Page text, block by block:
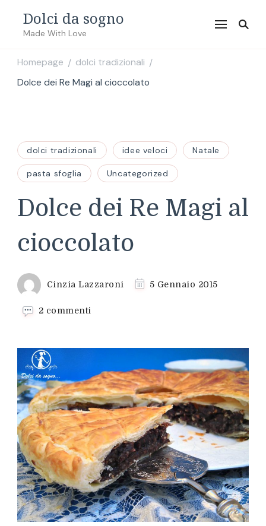
Dolci da sogno
Made With Love
Homepage / dolci tradizionali /
Dolce dei Re Magi al cioccolato
dolci tradizionali idee veloci Natale
pasta sfoglia Uncategorized
Dolce dei Re Magi al
cioccolato
Cinzia Lazzaroni 5 Gennaio 2015
2 commenti
Re
al
cioccolato